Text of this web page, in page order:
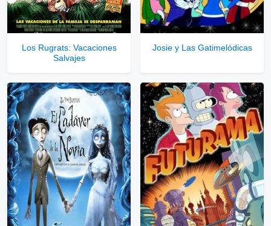
Solo disponible para usuarios registrados.
Los Rugrats: Vacaciones
Salvajes
Josie y Las Gatimelódicas